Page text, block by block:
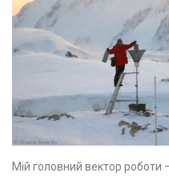
Мій головний вектор роботи –